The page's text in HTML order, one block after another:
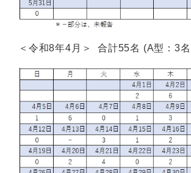
＜令和8年4月＞ 合計55名 (A型：3